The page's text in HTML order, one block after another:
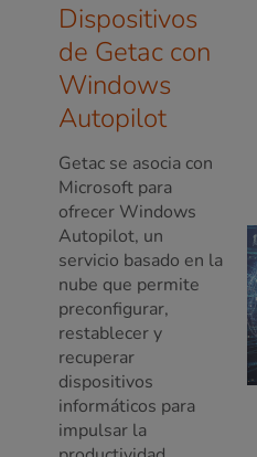
Dispositivos
de Getac con
Windows
Autopilot
Getac se asocia con
Microsoft para
ofrecer Windows
Autopilot, un
servicio basado en la
nube que permite
preconfigurar,
restablecer y
recuperar
dispositivos
informáticos para
impulsar la